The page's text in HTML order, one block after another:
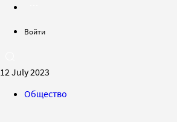
Войти
12 July 2023
Общество